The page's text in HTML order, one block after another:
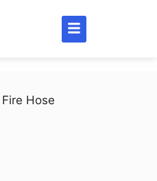
Hose